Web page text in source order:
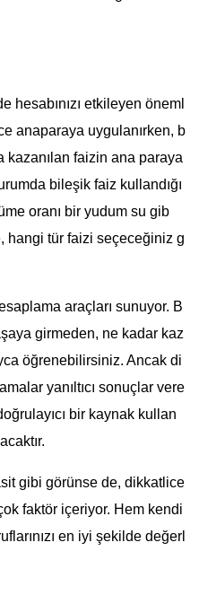
hesabınızı etkileyen öneml
anaparaya uygulanırken, b
faizin ana paraya
bileşik faiz kullandığı
oranı bir yudum su gib
hangi tür faizi seçeceğiniz g
araçları sunuyor. B
girmeden, ne kadar kaz
öğrenebilirsiniz. Ancak di
yanıltıcı sonuçlar vere
bir kaynak kullan
gibi görünse de, dikkatlice
faktör içeriyor. Hem kendi
en iyi şekilde değerl